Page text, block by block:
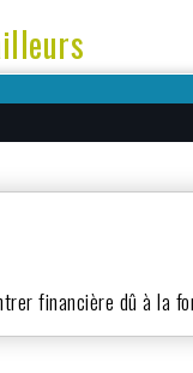
financière dû à la